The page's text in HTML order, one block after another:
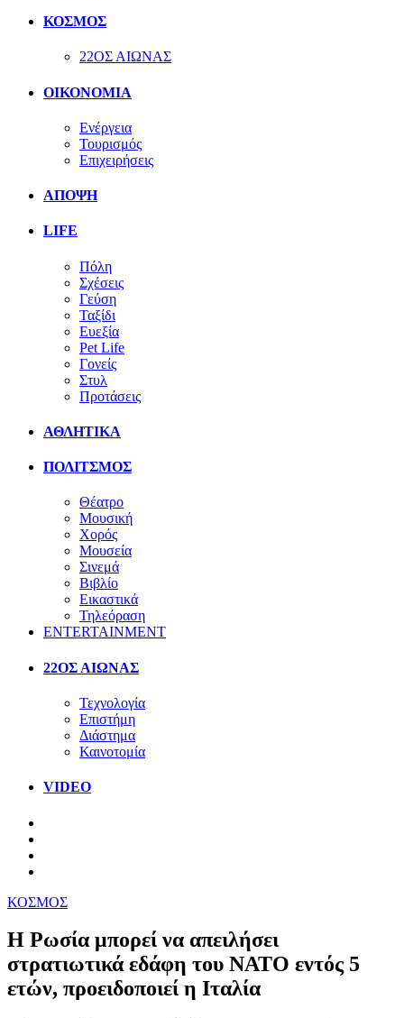
ΚΟΣΜΟΣ
22ΟΣ ΑΙΩΝΑΣ
ΟΙΚΟΝΟΜΙΑ
Ενέργεια
Τουρισμός
Επιχειρήσεις
ΑΠΟΨΗ
LIFE
Πόλη
Σχέσεις
Γεύση
Ταξίδι
Ευεξία
Pet Life
Γονείς
Στυλ
Προτάσεις
ΑΘΛΗΤΙΚΑ
ΠΟΛΙΤΣΜΟΣ
Θέατρο
Μουσική
Χορός
Μουσεία
Σινεμά
Βιβλίο
Εικαστικά
Τηλεόραση
ENTERTAINMENT
22ΟΣ ΑΙΩΝΑΣ
Τεχνολογία
Επιστήμη
Διάστημα
Καινοτομία
VIDEO
ΚΟΣΜΟΣ
Η Ρωσία μπορεί να απειλήσει
στρατιωτικά εδάφη του ΝΑΤΟ εντός 5
ετών, προειδοποιεί η Ιταλία